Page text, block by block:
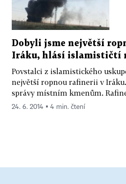
Dobyli jsme největší
Iráku, hlásí islamističtí
Povstalci z islamistického
největší ropnou rafinerii v
správy místním kmenům.
24. 6. 2014 ▪ 4 min. čtení